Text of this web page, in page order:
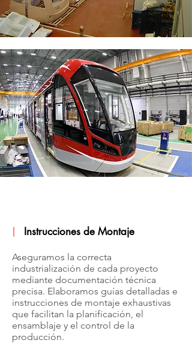
Instrucciones de Montaje
Aseguramos la correcta
industrialización de cada proyecto
mediante documentación técnica
precisa. Elaboramos guías detalladas e
instrucciones de montaje exhaustivas
que facilitan la planificación, el
ensamblaje y el control de la
producción.